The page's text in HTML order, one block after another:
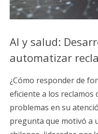
AI y salud:
automatizar
¿Cómo responder de
eficiente a los
problemas en su
pregunta que motivó a